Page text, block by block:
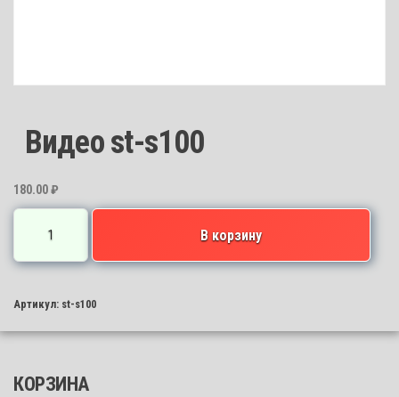
Видео st-s100
180.00₽
товара
Видео
s100
В корзину
Артикул: st-s100
КОРЗИНА